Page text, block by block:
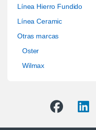
Línea Hierro Fundido
Línea Ceramic
Otras marcas
Oster
Wilmax